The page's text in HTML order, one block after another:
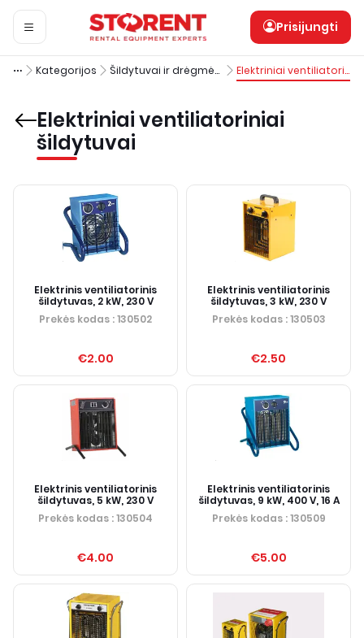
Prisijungti
Kategorijos Šildytuvai ir drėgmės surinkėjai Elektriniai ventiliatoriniai šildytuvai
Elektriniai ventiliatoriniai
šildytuvai
Elektrinis ventiliatorinis
šildytuvas, 2 kW, 230 V
Prekės kodas : 130502
€2.00
Elektrinis ventiliatorinis
šildytuvas, 3 kW, 230 V
Prekės kodas: 130503
€2.50
Elektrinis ventiliatorinis
šildytuvas, 5 kW, 230 V
Prekės kodas : 130504
€4.00
Elektrinis ventiliatorinis
šildytuvas, 9 kW, 400 V, 16 A
Prekės kodas: 130509
€5.00